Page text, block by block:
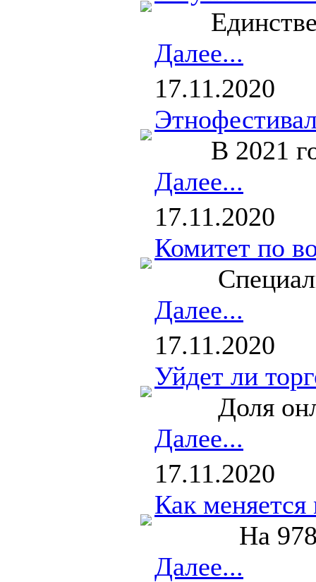
Далее...
17.11.2020
В 2021 году
Далее...
17.11.2020
Комитет по
Далее...
17.11.2020
Уйдет ли
Доля
Далее...
17.11.2020
Как
На 978
Далее...